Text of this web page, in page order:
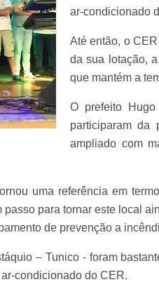
ar-condicionado
Até então, o
da sua lotação,
que mantém a
O prefeito
participaram da
ampliado com
uma referência em
para tornar este local
de prevenção a
– Tunico - foram
condicionado do CER.